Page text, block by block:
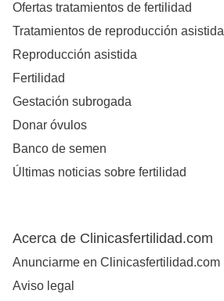
Ofertas tratamientos de fertilidad
Tratamientos de reproducción asistida
Reproducción asistida
Fertilidad
Gestación subrogada
Donar óvulos
Banco de semen
Últimas noticias sobre fertilidad
Acerca de Clinicasfertilidad.com
Anunciarme en Clinicasfertilidad.com
Aviso legal